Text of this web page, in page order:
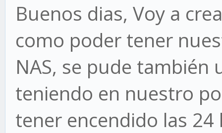
Buenos dias, Voy a
como poder tener
NAS, se pude
teniendo en nuestro
tener encendido las